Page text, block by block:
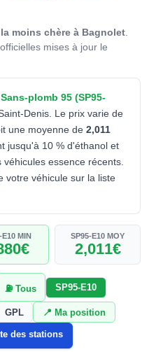
la moins chère à Bagnolet.
mises à jour le
Sans-plomb 95 (SP95-
Denis. Le prix varie de
une moyenne de 2,011
jusqu'à 10 % d'éthanol et
essence récents.
votre véhicule sur la liste
E10 MIN SP95-E10 MOY
2,011€
⛽ Tous SP95-E10
GPL 📍 Ma position
des stations